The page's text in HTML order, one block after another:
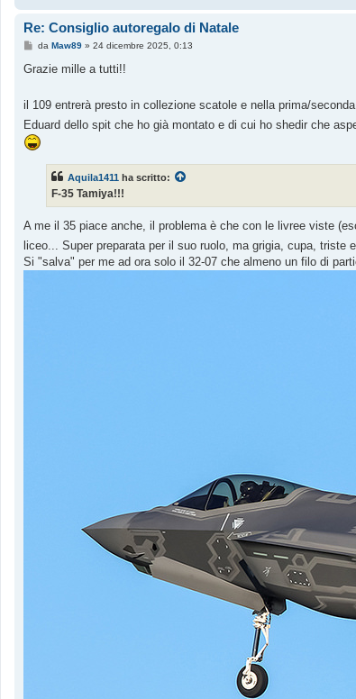
Re: Consiglio autoregalo di Natale
M
s
g
g
o
da Maw89» 24 dicembre 2025, 0:13
Grazie mille a tutti!!
il 109 entrerà presto in collezione scatole e nella prima/
Eduard dello spit che ho già montato e di cui ho shedir che
Aquila1411 ha scritto:
F-35 Tamiya!!!
A me il 35 piace anche, il problema è che con le livree viste
liceo... Super preparata per il suo ruolo, ma grigia, cupa, triste
Si "salva" per me ad ora solo il 32-07 che almeno un filo di